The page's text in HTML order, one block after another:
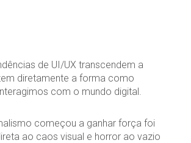
de UI/UX transcendem a
diretamente a forma como
com o mundo digital.
começou a ganhar força foi
ao caos visual e horror ao vazio